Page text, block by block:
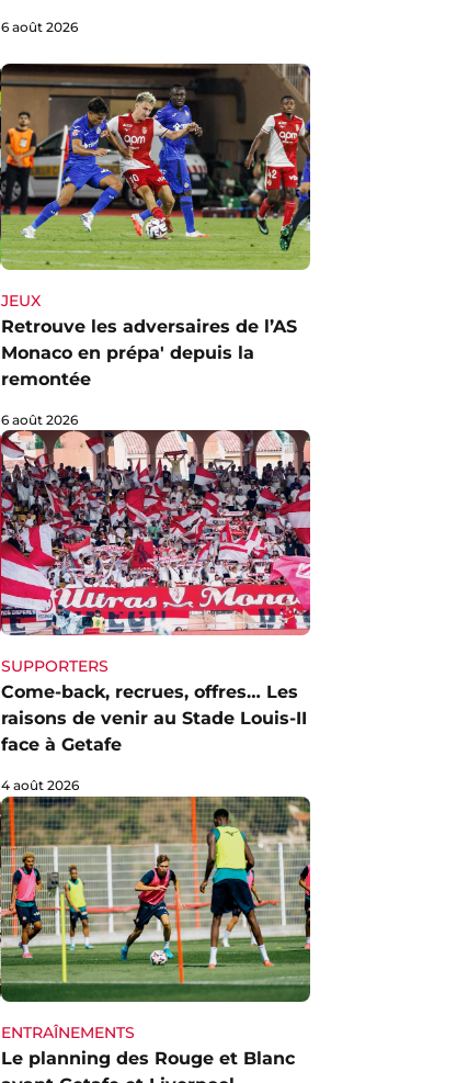
6 août 2026
JEUX
Retrouve les adversaires de l’AS
Monaco en prépa' depuis la
remontée
6 août 2026
SUPPORTERS
Come-back, recrues, offres… Les
raisons de venir au Stade Louis-II
face à Getafe
4 août 2026
ENTRAÎNEMENTS
Le planning des Rouge et Blanc